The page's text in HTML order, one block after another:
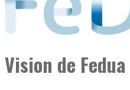
Vision de Fedua